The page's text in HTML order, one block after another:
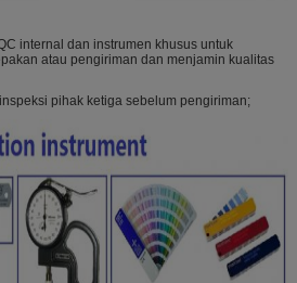
internal dan instrumen khusus untuk
atau pengiriman dan menjamin kualitas
pihak ketiga sebelum pengiriman;